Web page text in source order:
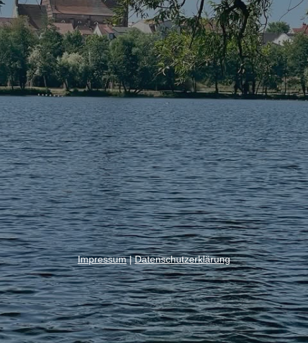
Impressum|Datenschutzerklärung